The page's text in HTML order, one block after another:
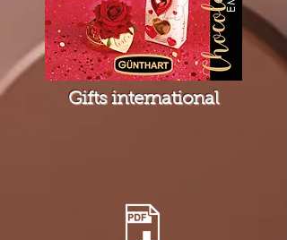
Gifts international